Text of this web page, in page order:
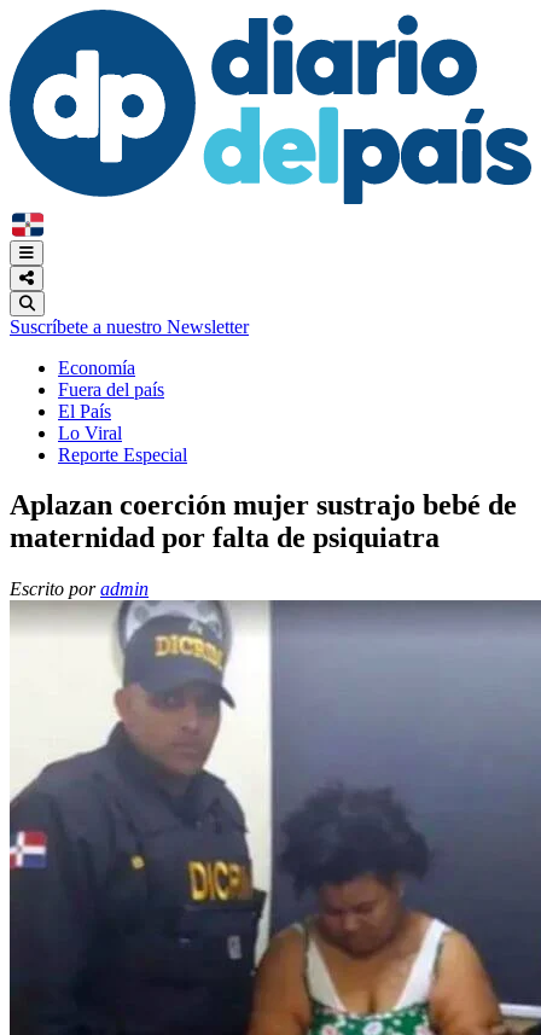
Suscríbete a nuestro Newsletter
Economía
Fuera del país
El País
Lo Viral
Reporte Especial
Aplazan coerción mujer sustrajo bebé de
maternidad por falta de psiquiatra
Escrito poradmin